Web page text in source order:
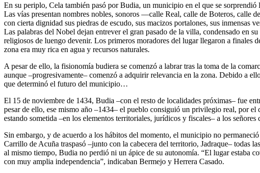
En su periplo, Cela también pasó por Budia, un municipio en el que se
Las vías presentan nombres nobles, sonoros —calle Real, calle de Boteros, calle
con cierta dignidad sus piedras de escudo, sus macizos portalones, sus inmensas
Las palabras del Nobel dejan entrever el gran pasado de la villa, condensado en
religiosos de luengo devenir. Los primeros moradores del lugar llegaron a finales
zona era muy rica en agua y recursos naturales.
A pesar de ello, la fisionomía budiera se comenzó a labrar tras la toma de la
aunque –progresivamente– comenzó a adquirir relevancia en la zona. Debido a
que determinó el futuro del municipio…
El 15 de noviembre de 1434, Budia –con el resto de localidades próximas– fue
pesar de ello, ese mismo año –1434– el pueblo consiguió un privilegio real, por
estando sometida –en los elementos territoriales, jurídicos y fiscales– a los
Sin embargo, y de acuerdo a los hábitos del momento, el municipio no
Carrillo de Acuña traspasó –junto con la cabecera del territorio, Jadraque– todas
al mismo tiempo, Budia no perdió ni un ápice de su autonomía. “El lugar estaba
con muy amplia independencia”, indicaban Bermejo y Herrera Casado.